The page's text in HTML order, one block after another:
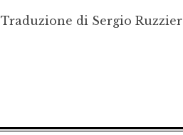
Traduzione di Sergio Ruzzier